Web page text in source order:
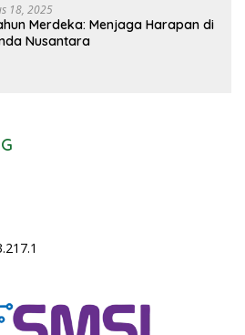
18, 2025
Merdeka: Menjaga Harapan di
Nusantara